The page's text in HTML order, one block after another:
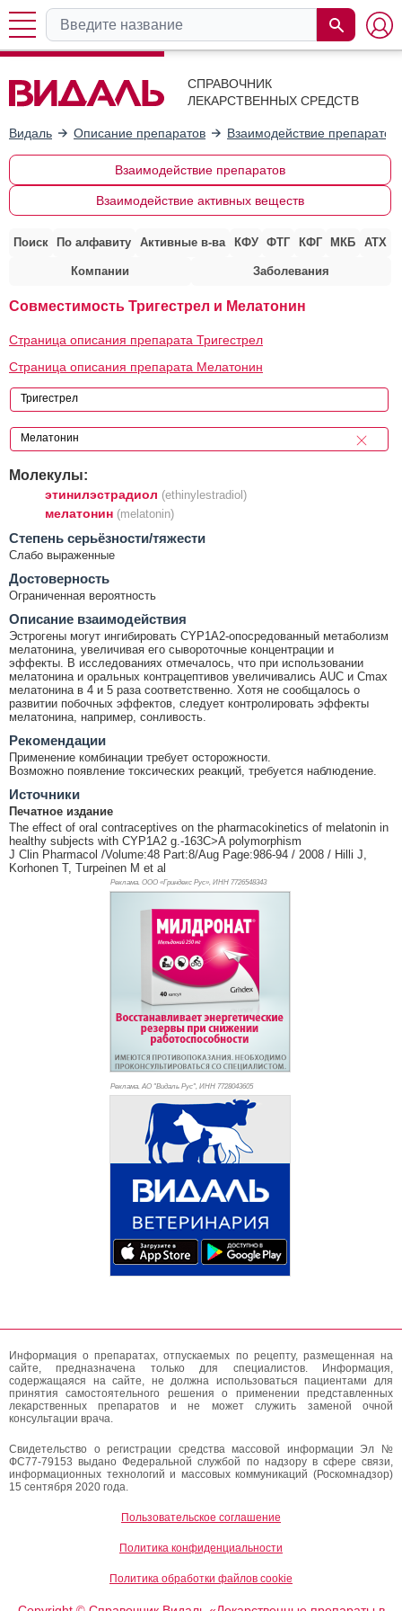
СПРАВОЧНИК
ЛЕКАРСТВЕННЫХ СРЕДСТВ
Видаль Описание препаратов Взаимодействие препаратов
Взаимодействие препаратов
Взаимодействие активных веществ
Поиск По алфавиту Активные в-ва КФУ ФТГ КФГ МКБ АТХ
Компании Заболевания
Совместимость Тригестрел и Мелатонин
Страница описания препарата Тригестрел
Страница описания препарата Мелатонин
Молекулы:
этинилэстрадиол (ethinylestradiol)
мелатонин (melatonin)
Cтепень серьёзности/тяжести
Слабо выраженные
Достоверность
Ограниченная вероятность
Описание взаимодействия
Эстрогены могут ингибировать CYP1A2-опосредованный метаболизм
мелатонина, увеличивая его сывороточные концентрации и
эффекты. В исследованиях отмечалось, что при использовании
мелатонина и оральных контрацептивов увеличивались AUC и Cmax
мелатонина в 4 и 5 раза соответственно. Хотя не сообщалось о
развитии побочных эффектов, следует контролировать эффекты
мелатонина, например, сонливость.
Рекомендации
Применение комбинации требует осторожности.
Возможно появление токсических реакций, требуется наблюдение.
Источники
Печатное издание
The effect of oral contraceptives on the pharmacokinetics of melatonin in
healthy subjects with CYP1A2 g.-163C>A polymorphism
J Clin Pharmacol /Volume:48 Part:8/Aug Page:986-94 / 2008 / Hilli J,
Korhonen T, Turpeinen M et al
Реклама. ООО «Гриндекс Рус», ИНН 7726548343
Реклама. АО "Видаль Рус", ИНН 7728043605
Информация о препаратах, отпускаемых по рецепту, размещенная на
сайте, предназначена только для специалистов. Информация,
содержащаяся на сайте, не должна использоваться пациентами для
принятия самостоятельного решения о применении представленных
лекарственных препаратов и не может служить заменой очной
консультации врача.
Свидетельство о регистрации средства массовой информации Эл №
ФС77-79153 выдано Федеральной службой по надзору в сфере связи,
информационных технологий и массовых коммуникаций (Роскомнадзор)
15 сентября 2020 года.
Пользовательское соглашение
Политика конфиденциальности
Политика обработки файлов cookie